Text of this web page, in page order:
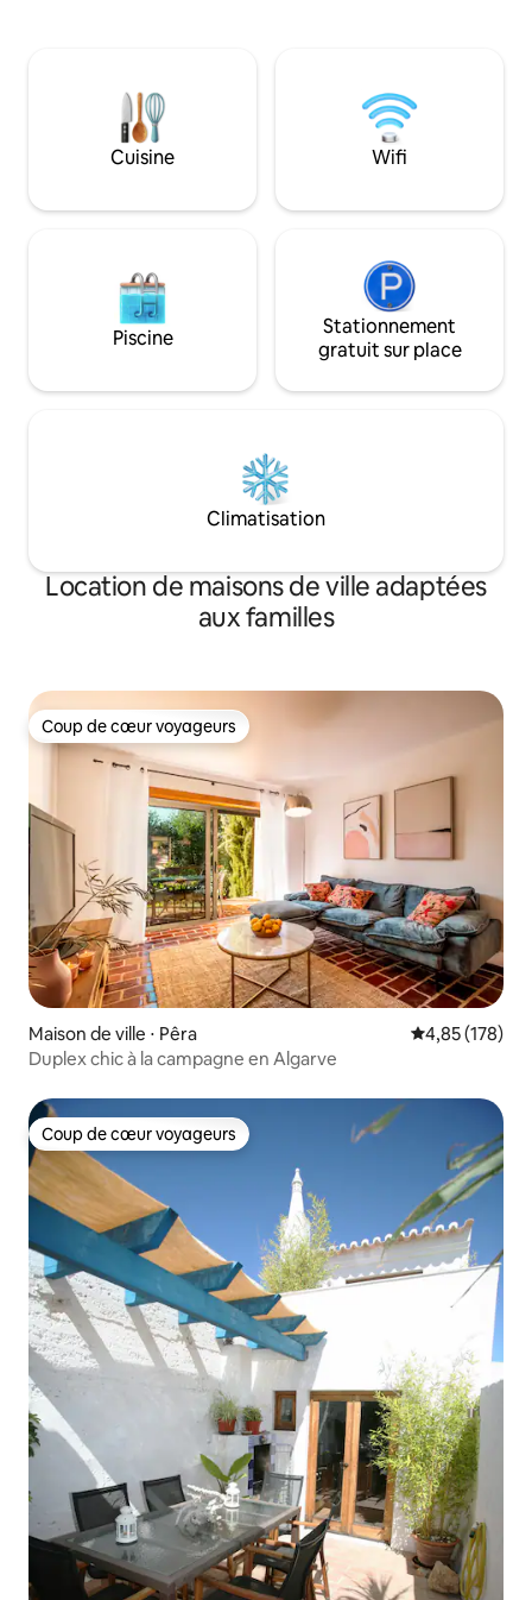
la mer se briser contre la plage. On ne
peut pas faire mieux. À 2 minutes à pied
de la vie nocturne de la ville, des
restaurants, des bars, mais dans un
ainsi qu'une plongée :) La
de toutes les
familles avec enfants. À 5 min
des meilleures
Cuisine Wifi
Piscine
Stationnement
gratuit sur place
Climatisation
Location de maisons de ville adaptées
aux familles
Coup de cœur voyageurs
Coup de cœur voyageurs
Maison de ville ⋅ Pêra Évaluation
4,85 (178)
Duplex chic à la campagne en Algarve
Coup de cœur voyageurs
Coup de cœur voyageurs